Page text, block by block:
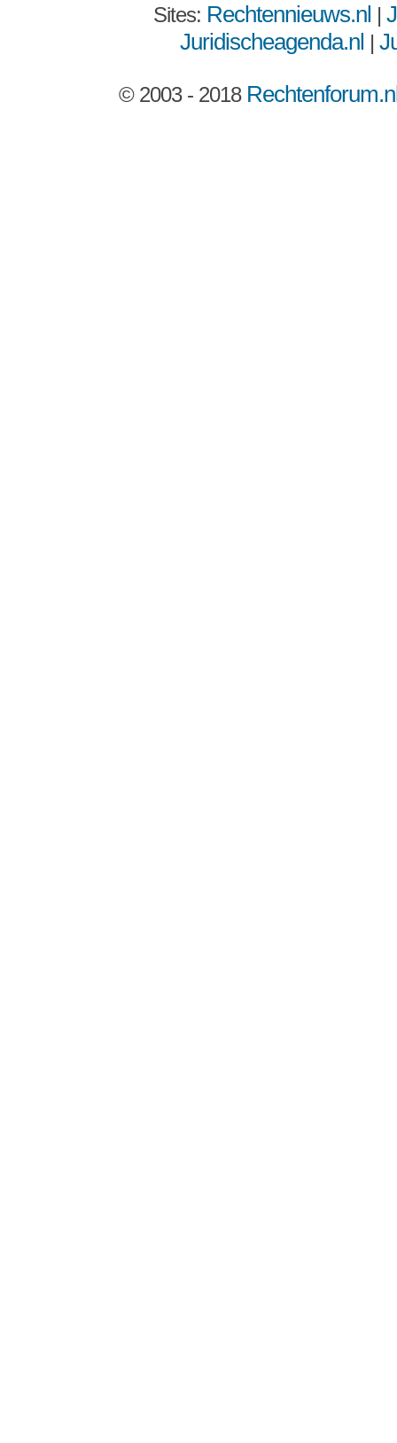
Sites: Rechtennieuws.nl |
Juridischeagenda.nl |
© 2003 - 2018